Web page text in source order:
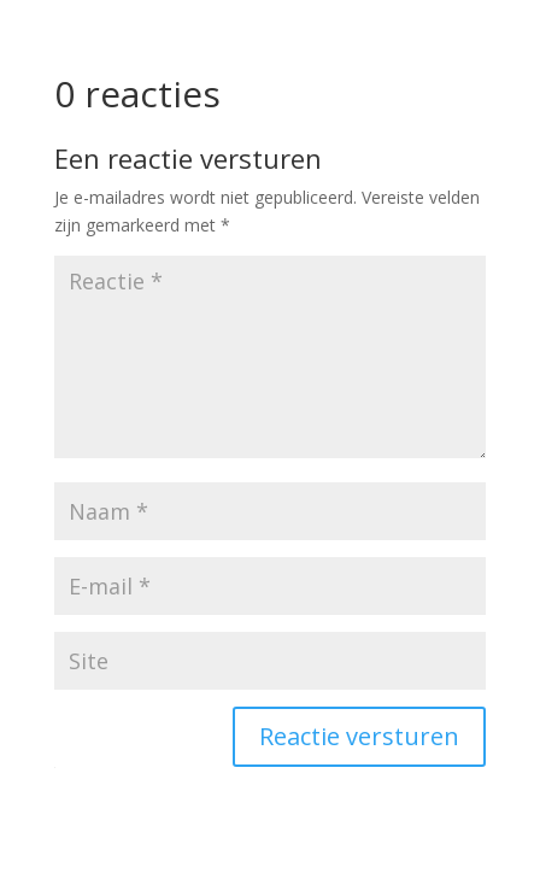
0 reacties
Een reactie versturen
Je e-mailadres wordt niet gepubliceerd. Vereiste velden
zijn gemarkeerd met *
Reactie versturen